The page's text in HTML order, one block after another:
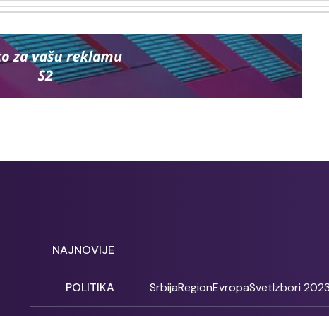
NAJNOVIJE
POLITIKA SrbijaRegionEvropaSvetIzbori 2023